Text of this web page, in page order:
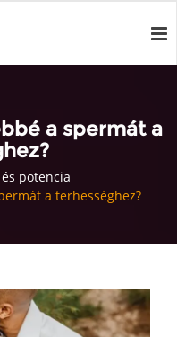
a spermát a
potencia
a terhességhez?